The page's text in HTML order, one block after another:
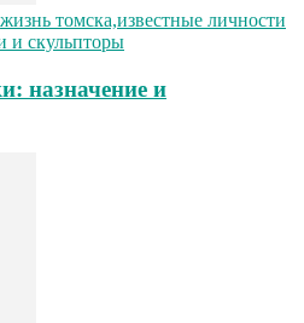
томска,известные личности
и скульпторы
назначение и